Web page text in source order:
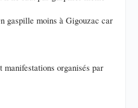
gaspille moins à Gigouzac car
manifestations organisés par